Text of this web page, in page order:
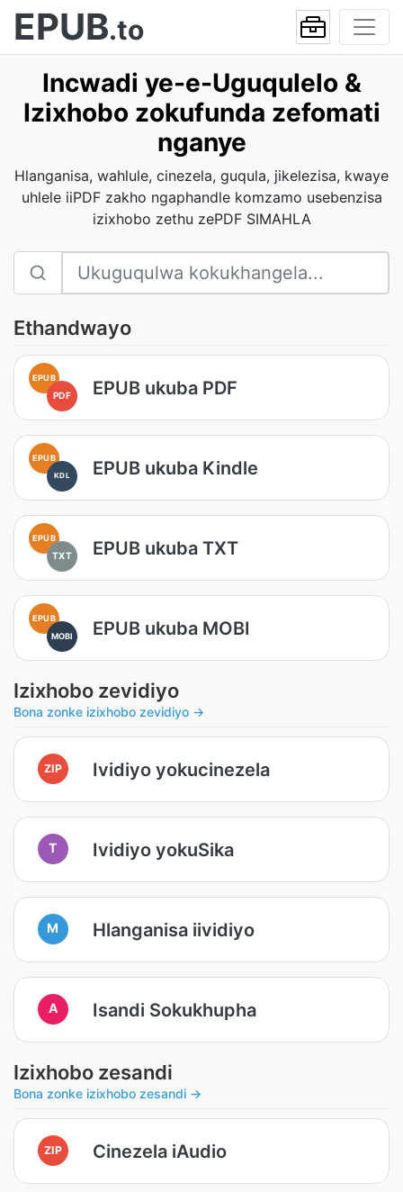
EPUB.to
Incwadi ye-e-Uguqulelo &
Izixhobo zokufunda zefomati
nganye
Hlanganisa, wahlule, cinezela, guqula, jikelezisa, kwaye
uhlele iiPDF zakho ngaphandle komzamo usebenzisa
izixhobo zethu zePDF SIMAHLA
Ethandwayo
EPUB
PDF EPUB ukuba PDF
EPUB
KDL EPUB ukuba Kindle
EPUB
TXT EPUB ukuba TXT
EPUB
MOBI
EPUB ukuba MOBI
Izixhobo zevidiyo
Bona zonke izixhobo zevidiyo →
ZIP Ividiyo yokucinezela
T Ividiyo yokuSika
M Hlanganisa iividiyo
A Isandi Sokukhupha
Izixhobo zesandi
Bona zonke izixhobo zesandi →
ZIP Cinezela iAudio